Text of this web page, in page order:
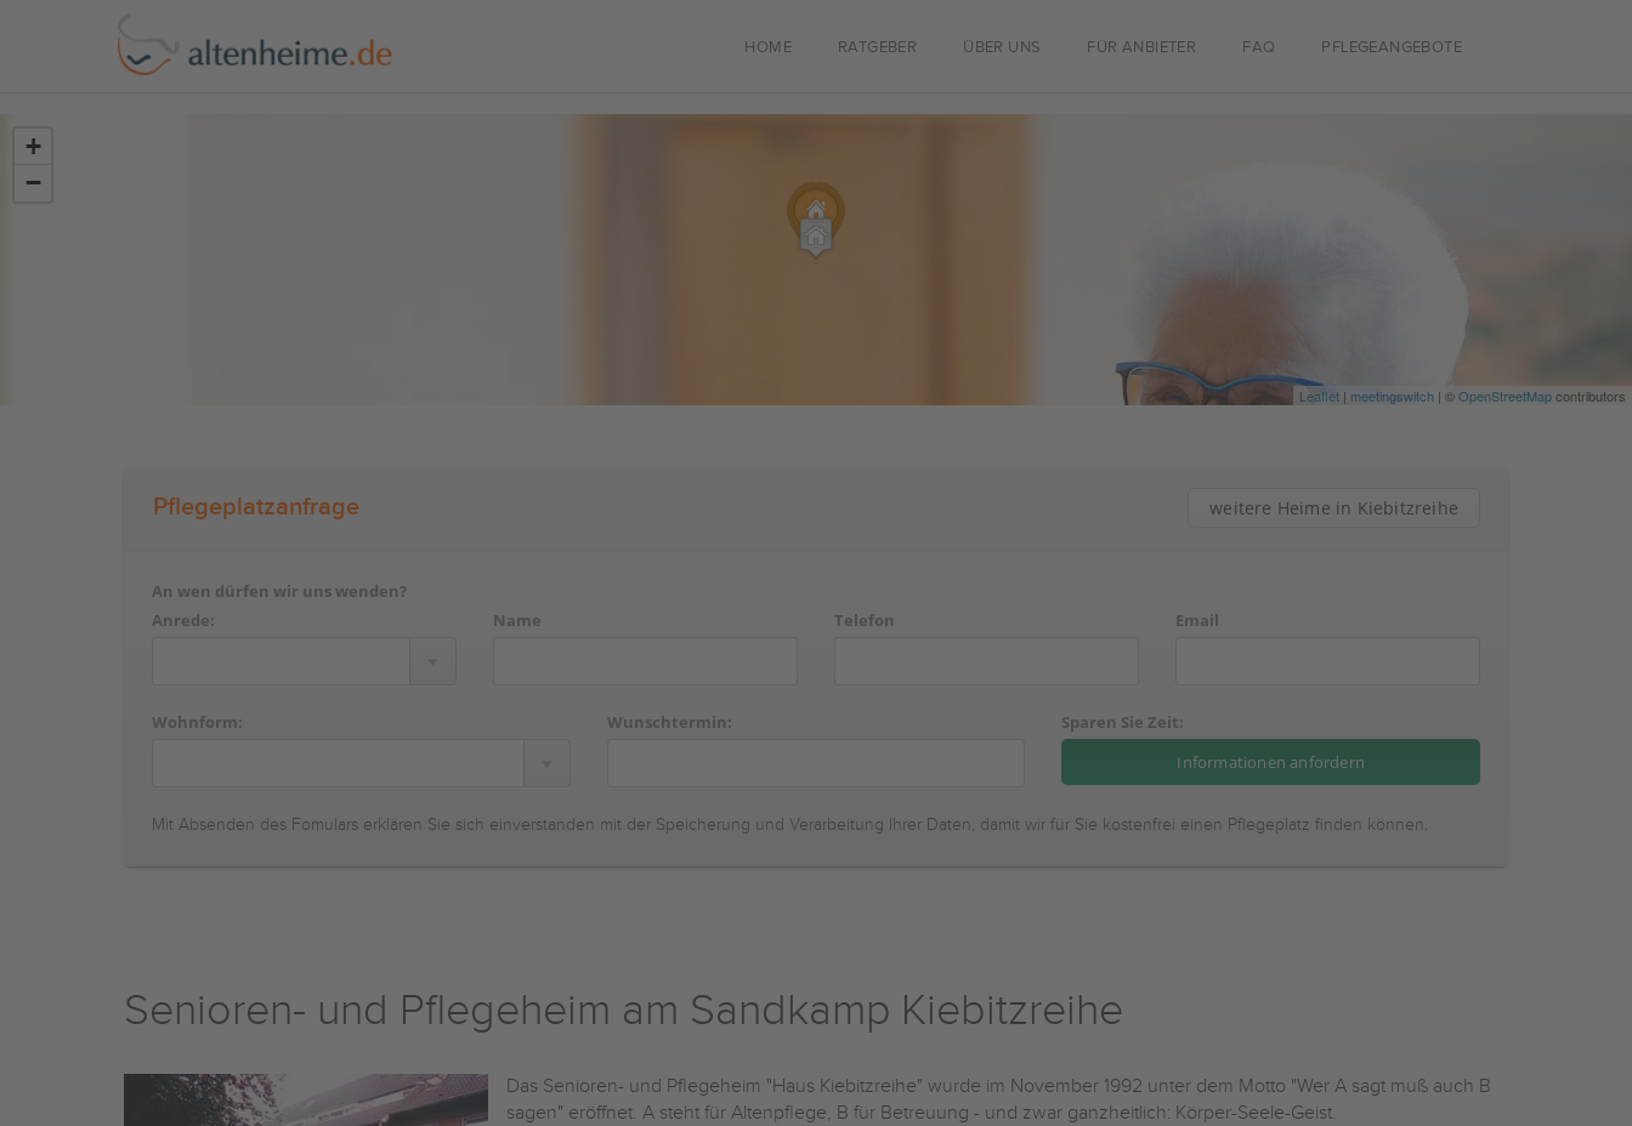
HOME RATGEBER ÜBER UNS FÜR ANBIETER FAQ PFLEGEANGEBOTE
+
−
Leaflet | meetingswitch | ©OpenStreetMapcontributors
Pflegeplatzanfrage weitere Heime in Kiebitzreihe
An wen dürfen wir uns wenden?
Anrede:
Name Telefon Email
Wohnform: Wunschtermin: Sparen Sie Zeit:
Mit Absenden des Fomulars erklären Sie sich einverstanden mit der Speicherung und Verarbeitung Ihrer Daten, damit wir für Sie kostenfrei einen Pflegeplatz finden können.
Senioren- und Pflegeheim am Sandkamp Kiebitzreihe
Das Senioren- und Pflegeheim "Haus Kiebitzreihe" wurde im November 1992 unter dem Motto "Wer A sagt muß auch B
sagen" eröffnet. A steht für Altenpflege, B für Betreuung - und zwar ganzheitlich: Körper-Seele-Geist.